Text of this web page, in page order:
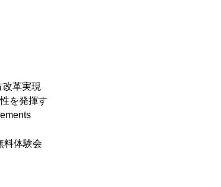
革実現
を発揮す
料体験会